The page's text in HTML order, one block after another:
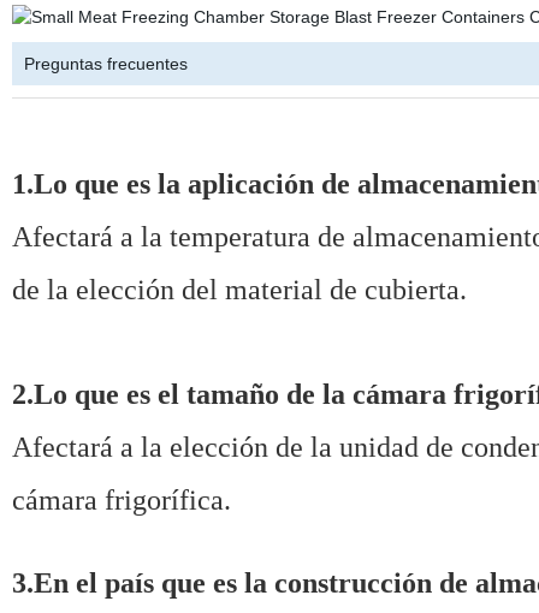
Preguntas frecuentes
1.Lo que es la aplicación de
Afectará a la temperatura de
de la elección del material de cubierta.
2.Lo que es el tamaño de la cámara
Afectará a la elección de la unidad de
cámara frigorífica.
3.En el país que es la construcción de